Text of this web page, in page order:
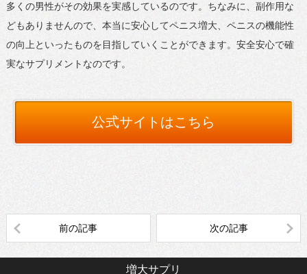
多くの男性がその効果を実感しているのです。ちなみに、副作用な
どもありませんので、本当に安心してペニス増大、ペニスの機能性
の向上といったものを目指していくことができます。安全安心で確
実なサプリメントなのです。
公式サイトはこちら
前の記事 次の記事
増大サプリ